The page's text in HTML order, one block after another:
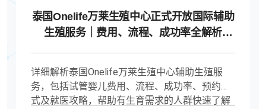
泰国Onelife万莱生殖中心正式开放国际辅助
生殖服务｜费用、流程、成功率全解析
详细解析泰国Onelife万莱生殖中心辅助生殖服
务，包括试管婴儿费用、流程、成功率、预约方
式及就医攻略，帮助有生育需求的人群快速了解